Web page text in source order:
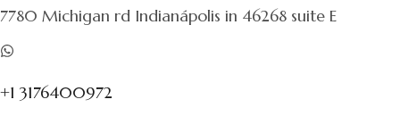
7780 Michigan rd Indianápolis in 46268 suite E
+1 3176400972